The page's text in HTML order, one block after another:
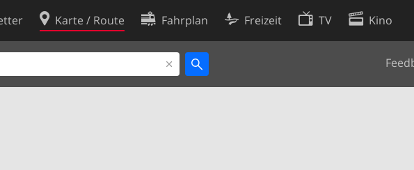
Karte / Route Fahrplan Freizeit TV Kino
Cookie-Richtlinie
Cookie-Einstellungen